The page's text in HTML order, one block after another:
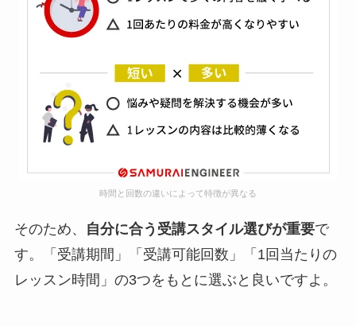
時間と回数の違いによって特徴が異なる
そのため、 自分に合う受講スタイル選びが重要で
す。「受講期間」「受講可能回数」「1回当たりの
レッスン時間」の3つをもとに選ぶと良いですよ。